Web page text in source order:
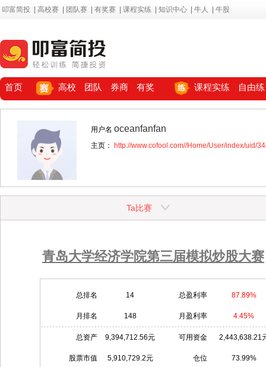
叩富简投 高校赛 团队赛 有奖赛 课程实练 知识中心 牛人 牛股
首页 高校 团队 券商 有奖 课程实练 自由练
用户名 oceanfanfan
主页： http://www.cofool.com//Home/User/index/uid/
Ta比赛
青岛大学经济学院第三届模拟炒股大赛
总排名 14 总盈利率 87.89%
月排名 148 月盈利率 4.45%
总资产 9,394,712.56元 可用资金 2,443,638.21
股票市值 5,910,729.2元 仓位 73.99%